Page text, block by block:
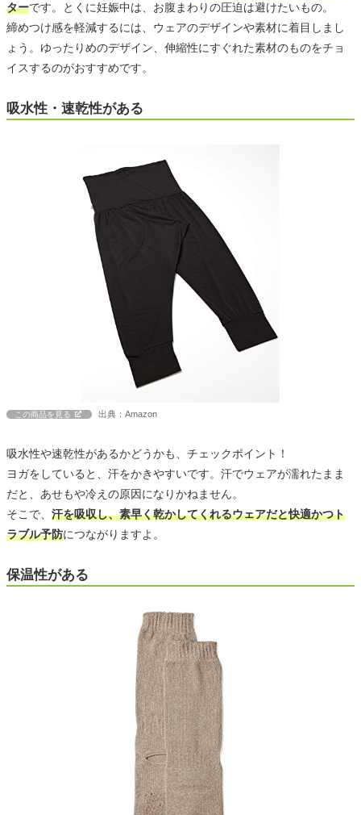
ターです。とくに妊娠中は、お腹まわりの圧迫は避けたいもの。
締めつけ感を軽減するには、ウェアのデザインや素材に着目しまし
ょう。ゆったりめのデザイン、伸縮性にすぐれた素材のものをチョ
イスするのがおすすめです。
吸水性・速乾性がある
この商品を見る 出典：Amazon
吸水性や速乾性があるかどうかも、チェックポイント！
ヨガをしていると、汗をかきやすいです。汗でウェアが濡れたまま
だと、あせもや冷えの原因になりかねません。
そこで、 汗を吸収し、素早く乾かしてくれるウェアだと快適かつト
ラブル予防につながりますよ。
保温性がある